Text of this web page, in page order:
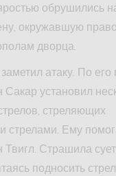
обрушились
окружавшую
дворца.
атаку. По его
установил
стреляющих
стрелами. Ему
Твигл. Страшила
подносить